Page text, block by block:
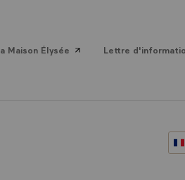
Maison Élysée Lettre